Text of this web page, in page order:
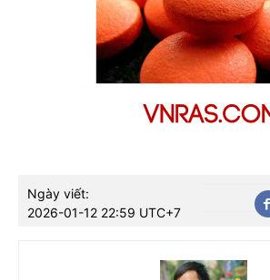
Ngày viết:
2026-01-12 22:59 UTC+7